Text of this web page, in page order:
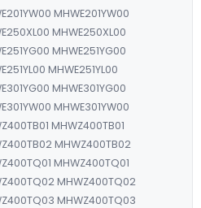
MHWE201YW00
MHWE250XL00
MHWE251YG00
MHWE251YL00
MHWE301YG00
MHWE301YW00
MHWZ400TB01
MHWZ400TB02
MHWZ400TQ01
MHWZ400TQ02
MHWZ400TQ03